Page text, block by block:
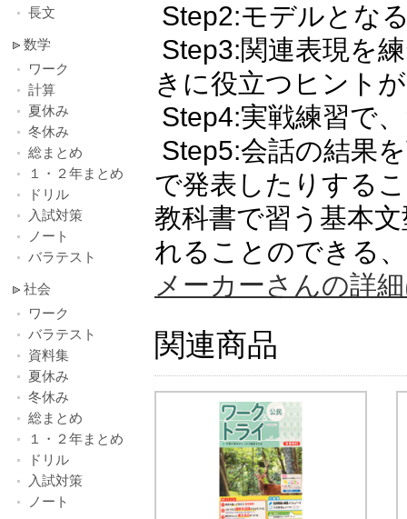
Step2:モデルとな
Step3:関連表現を
きに役立つヒント
Step4:実戦練習で
Step5:会話の結果
で発表したりする
教科書で習う基本
れることのできる
メーカーさんの詳
関連商品
長文
数学
ワーク
計算
夏休み
冬休み
総まとめ
１・２年まとめ
ドリル
入試対策
ノート
バラテスト
社会
ワーク
バラテスト
資料集
夏休み
冬休み
総まとめ
１・２年まとめ
ドリル
入試対策
ノート